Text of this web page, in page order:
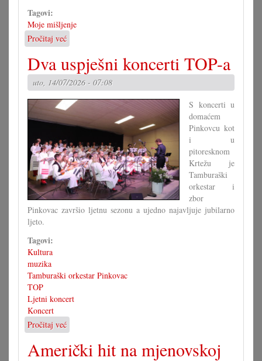
Tagovi:
Moje mišljenje
Pročitaj već
Hrvatski
kempi
važan
temelj
Dva uspješni koncerti TOP-a
uto, 14/07/2026 - 07:08
S koncerti u
domaćem
Pinkovcu kot
i u
pitoresknom
Krtežu je
Tamburaški
orkestar i
zbor
Pinkovac završio ljetnu sezonu a ujedno najavljuje jubilarno
ljeto.
Tagovi:
Kultura
muzika
Tamburaški orkestar Pinkovac
TOP
Ljetni koncert
Koncert
Pročitaj već
Dva
uspješni
Američki hit na mjenovskoj